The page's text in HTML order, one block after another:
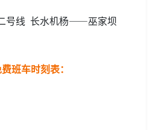
号线 长水机杨——巫家坝
班车时刻表：